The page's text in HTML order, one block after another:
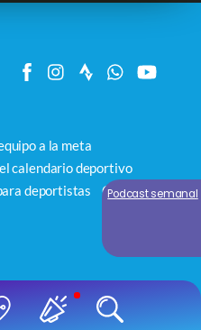
a la meta
calendario deportivo
deportistas
Contacto
Podcast semanal